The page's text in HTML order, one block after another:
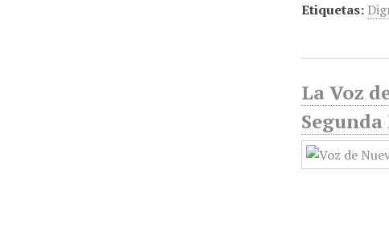
Etiquetas:
La Voz
Segunda